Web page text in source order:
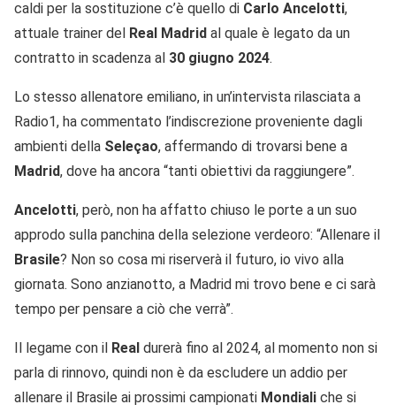
caldi per la sostituzione c’è quello di Carlo Ancelotti,
attuale trainer del Real Madrid al quale è legato da un
contratto in scadenza al 30 giugno 2024.
Lo stesso allenatore emiliano, in un’intervista rilasciata a
Radio1, ha commentato l’indiscrezione proveniente dagli
ambienti della Seleçao, affermando di trovarsi bene a
Madrid, dove ha ancora “tanti obiettivi da raggiungere”.
Ancelotti, però, non ha affatto chiuso le porte a un suo
approdo sulla panchina della selezione verdeoro: “Allenare il
Brasile? Non so cosa mi riserverà il futuro, io vivo alla
giornata. Sono anzianotto, a Madrid mi trovo bene e ci sarà
tempo per pensare a ciò che verrà”.
Il legame con il Real durerà fino al 2024, al momento non si
parla di rinnovo, quindi non è da escludere un addio per
allenare il Brasile ai prossimi campionati Mondiali che si